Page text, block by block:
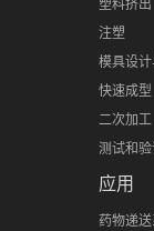
塑料挤出
注塑
模具设
快速成型
二次加工
测试和
应用
药物递